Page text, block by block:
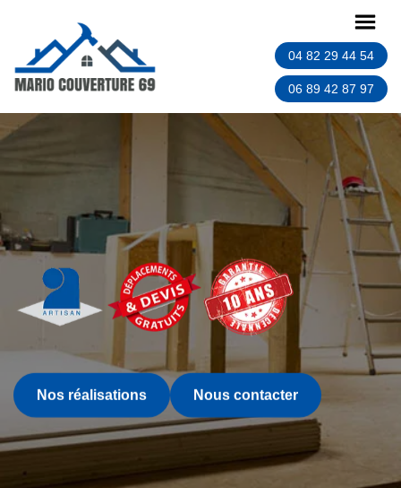
04 82 29 44 54
06 89 42 87 97
Nos réalisations Nous contacter